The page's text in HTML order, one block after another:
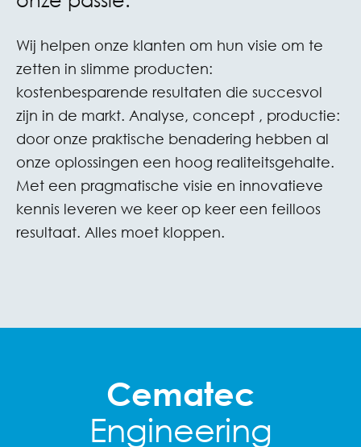
Wij helpen onze klanten om hun visie om te
zetten in slimme producten:
kostenbesparende resultaten die succesvol
zijn in de markt. Analyse, concept , productie:
door onze praktische benadering hebben al
onze oplossingen een hoog realiteitsgehalte.
Met een pragmatische visie en innovatieve
kennis leveren we keer op keer een feilloos
resultaat. Alles moet kloppen.
Cematec
Engineering